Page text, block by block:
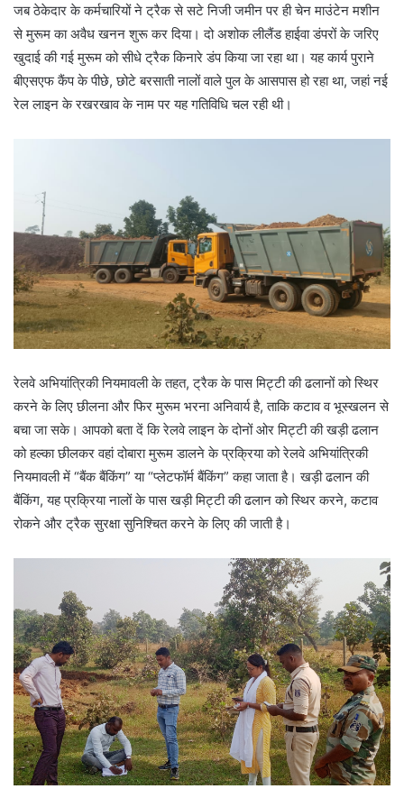
जब ठेकेदार के कर्मचारियों ने ट्रैक से सटे निजी जमीन पर ही चेन माउंटेन मशीन
से मुरूम का अवैध खनन शुरू कर दिया। दो अशोक लीलैंड हाईवा डंपरों के जरिए
खुदाई की गई मुरूम को सीधे ट्रैक किनारे डंप किया जा रहा था। यह कार्य पुराने
बीएसएफ कैंप के पीछे, छोटे बरसाती नालों वाले पुल के आसपास हो रहा था, जहां नई
रेल लाइन के रखरखाव के नाम पर यह गतिविधि चल रही थी।
रेलवे अभियांत्रिकी नियमावली के तहत, ट्रैक के पास मिट्टी की ढलानों को स्थिर
करने के लिए छीलना और फिर मुरूम भरना अनिवार्य है, ताकि कटाव व भूस्खलन से
बचा जा सके। आपको बता दें कि रेलवे लाइन के दोनों ओर मिट्टी की खड़ी ढलान
को हल्का छीलकर वहां दोबारा मुरूम डालने के प्रक्रिया को रेलवे अभियांत्रिकी
नियमावली में “बैंक बैंकिंग” या “प्लेटफॉर्म बैंकिंग” कहा जाता है। खड़ी ढलान की
बैंकिंग, यह प्रक्रिया नालों के पास खड़ी मिट्टी की ढलान को स्थिर करने, कटाव
रोकने और ट्रैक सुरक्षा सुनिश्चित करने के लिए की जाती है।